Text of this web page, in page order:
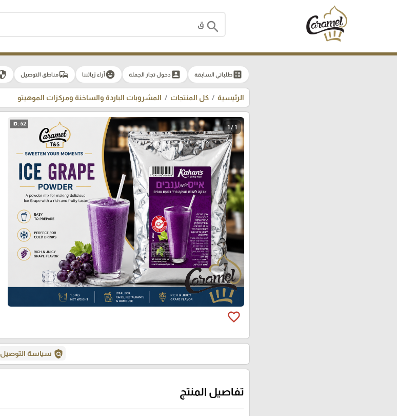
search
ballotطلباتي السابقة account_box دخول تجار الجملة emoji_emotionsآراء زبائننا commuteمناطق التوصيل
الرئيسية كل المنتجات المشروبات الباردة والساخنة ومركزات الموهيتو
1 / 1
favorite_border
policy سياسة التوصيل
تفاصيل المنتج